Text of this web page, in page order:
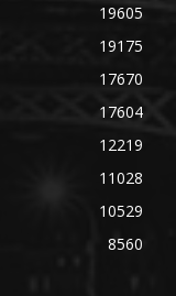
19605
19175
17670
17604
12219
11028
10529
8560